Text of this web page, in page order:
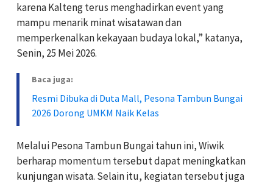
karena Kalteng terus menghadirkan event yang
mampu menarik minat wisatawan dan
memperkenalkan kekayaan budaya lokal,” katanya,
Senin, 25 Mei 2026.
Baca juga:
Resmi Dibuka di Duta Mall, Pesona Tambun Bungai
2026 Dorong UMKM Naik Kelas
Melalui Pesona Tambun Bungai tahun ini, Wiwik
berharap momentum tersebut dapat meningkatkan
kunjungan wisata. Selain itu, kegiatan tersebut juga